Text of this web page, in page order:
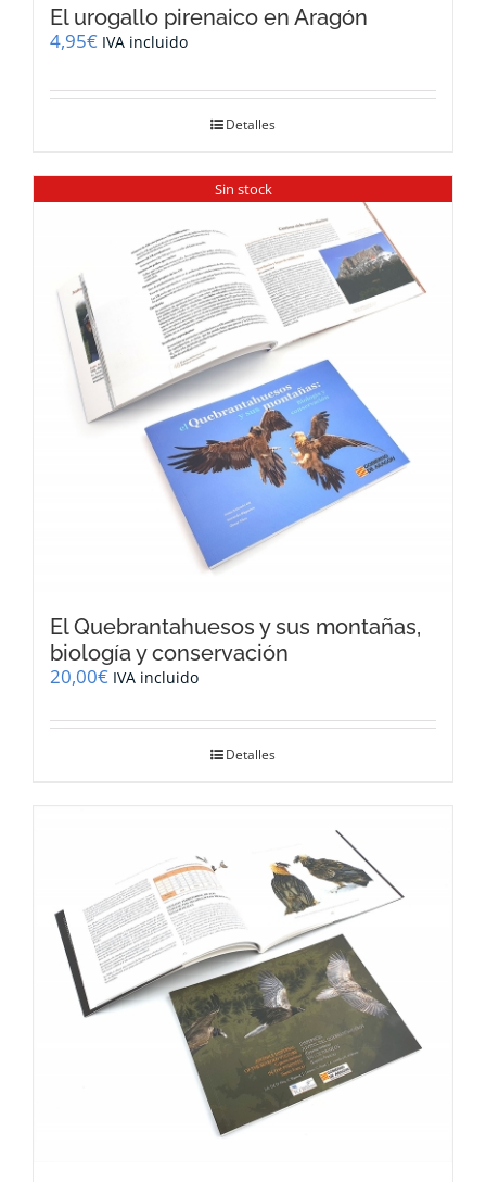
El urogallo pirenaico en Aragón
4,95€ IVA incluido
Detalles
Sin stock
El Quebrantahuesos y sus montañas,
biología y conservación
20,00€ IVA incluido
Detalles